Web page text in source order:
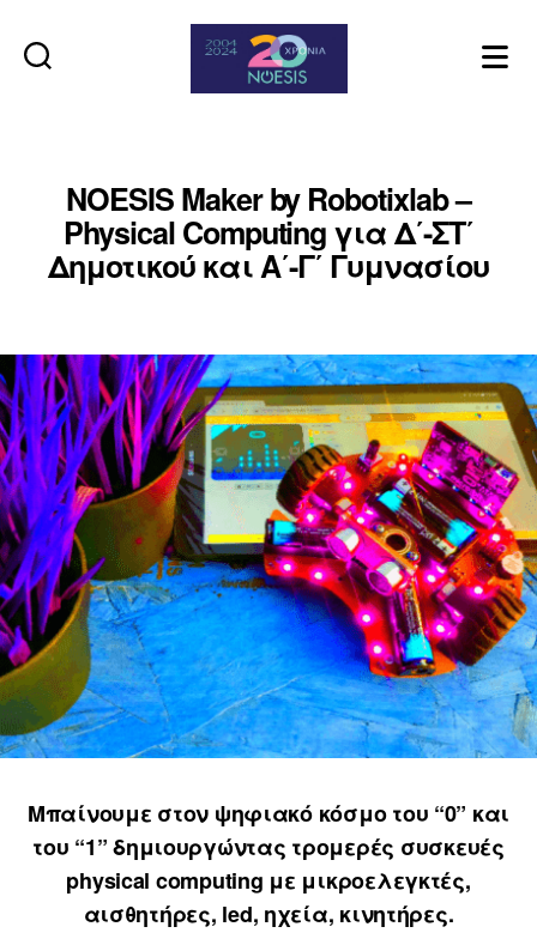
NOESIS Maker by Robotixlab –
Physical Computing για Δ΄-ΣΤ΄
Δημοτικού και Α΄-Γ΄ Γυμνασίου
Μπαίνουμε στον ψηφιακό κόσμο του “0” και
του “1” δημιουργώντας τρομερές συσκευές
physical computing με μικροελεγκτές,
αισθητήρες, led, ηχεία, κινητήρες.